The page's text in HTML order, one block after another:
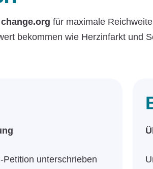
change.org für maximale
bekommen wie Herzinfarkt und
unterschrieben